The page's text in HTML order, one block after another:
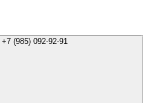
+7 (985) 092-92-91